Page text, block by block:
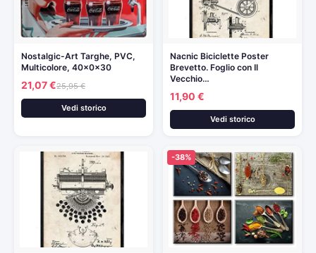
Nostalgic-Art Targhe, PVC,
Multicolore, 40x0x30
21,07 €25,95 €
Vedi storico
Nacnic Biciclette Poster
Brevetto. Foglio con Il
Vecchio…
11,90 €
Vedi storico
-38%